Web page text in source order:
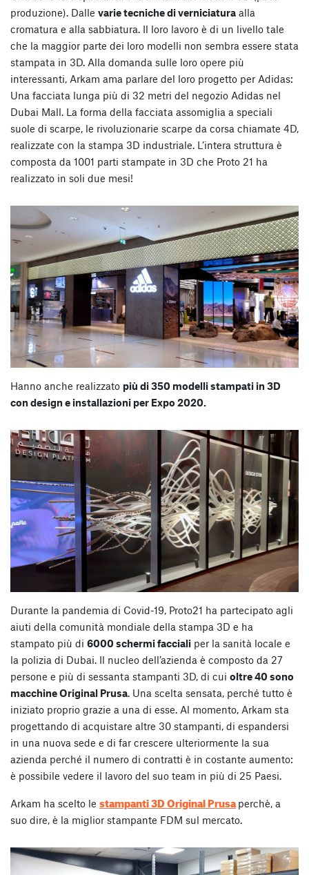
produzione). Dalle varie tecniche di verniciatura alla
cromatura e alla sabbiatura. Il loro lavoro è di un livello tale
che la maggior parte dei loro modelli non sembra essere stata
stampata in 3D. Alla domanda sulle loro opere più
interessanti, Arkam ama parlare del loro progetto per Adidas:
Una facciata lunga più di 32 metri del negozio Adidas nel
Dubai Mall. La forma della facciata assomiglia a speciali
suole di scarpe, le rivoluzionarie scarpe da corsa chiamate 4D,
realizzate con la stampa 3D industriale. L’intera struttura è
composta da 1001 parti stampate in 3D che Proto 21 ha
realizzato in soli due mesi!
Hanno anche realizzato più di 350 modelli stampati in 3D
con design e installazioni per Expo 2020.
Durante la pandemia di Covid-19, Proto21 ha partecipato agli
aiuti della comunità mondiale della stampa 3D e ha
stampato più di 6000 schermi facciali per la sanità locale e
la polizia di Dubai. Il nucleo dell’azienda è composto da 27
persone e più di sessanta stampanti 3D, di cui oltre 40 sono
macchine Original Prusa. Una scelta sensata, perché tutto è
iniziato proprio grazie a una di esse. Al momento, Arkam sta
progettando di acquistare altre 30 stampanti, di espandersi
in una nuova sede e di far crescere ulteriormente la sua
azienda perché il numero di contratti è in costante aumento:
è possibile vedere il lavoro del suo team in più di 25 Paesi.
Arkam ha scelto le stampanti 3D Original Prusa perchè, a
suo dire, è la miglior stampante FDM sul mercato.